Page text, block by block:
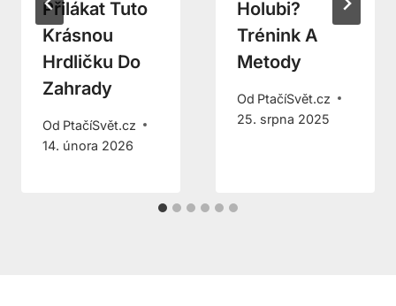
Přilákat Tuto
Krásnou
Hrdličku Do
Zahrady
Od PtačíSvět.cz
14. února 2026
Holubi?
Trénink A
Metody
Od PtačíSvět.cz
25. srpna 2025